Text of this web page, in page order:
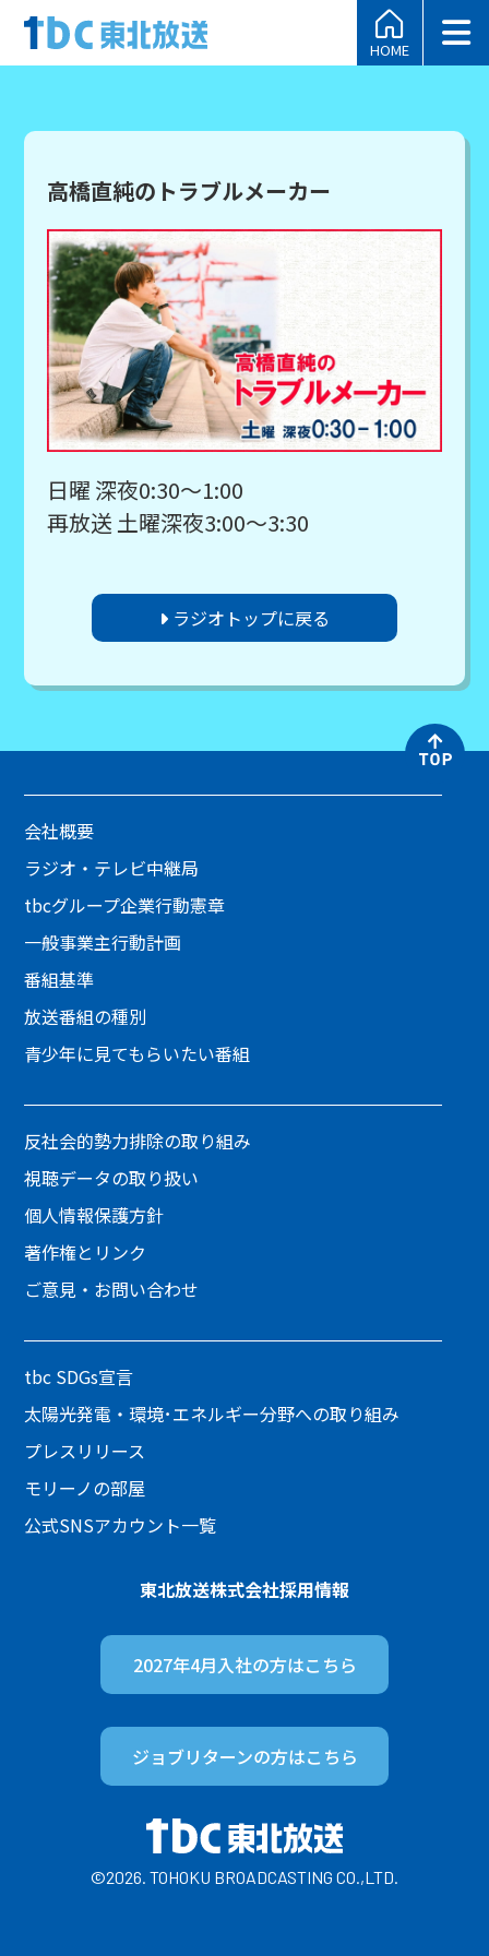
HOME
高橋直純のトラブルメーカー
日曜 深夜0:30～1:00
再放送 土曜深夜3:00～3:30
ラジオトップに戻る
会社概要
ラジオ・テレビ中継局
tbcグループ企業行動憲章
一般事業主行動計画
番組基準
放送番組の種別
青少年に見てもらいたい番組
反社会的勢力排除の取り組み
視聴データの取り扱い
個人情報保護方針
著作権とリンク
ご意見・お問い合わせ
tbc SDGs宣言
太陽光発電・環境･エネルギー分野への取り組み
プレスリリース
モリーノの部屋
公式SNSアカウント一覧
東北放送株式会社採用情報
2027年4月入社の方はこちら
ジョブリターンの方はこちら
©2026. TOHOKU BROADCASTING CO.,LTD.